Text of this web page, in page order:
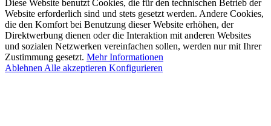
Diese Website benutzt Cookies, die für den technischen Betrieb der
Website erforderlich sind und stets gesetzt werden. Andere Cookies,
die den Komfort bei Benutzung dieser Website erhöhen, der
Direktwerbung dienen oder die Interaktion mit anderen Websites
und sozialen Netzwerken vereinfachen sollen, werden nur mit Ihrer
Zustimmung gesetzt. Mehr Informationen
Ablehnen Alle akzeptieren Konfigurieren